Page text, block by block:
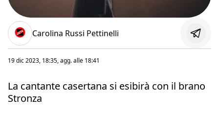
Carolina Russi Pettinelli
19 dic 2023, 18:35, agg. alle 18:41
La cantante casertana si esibirà con il brano
Stronza